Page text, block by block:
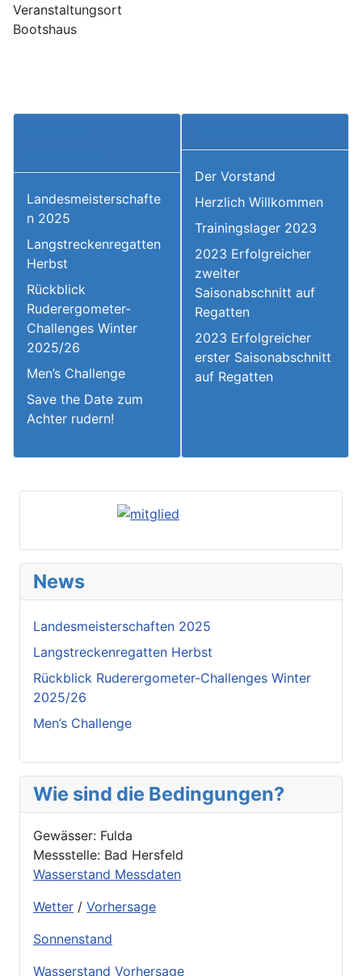
Veranstaltungsort
Bootshaus
News
Landesmeisterschaften 2025
Langstreckenregatten Herbst
Rückblick Ruderergometer-Challenges Winter
2025/26
Men’s Challenge
Wie sind die Bedingungen?
Gewässer: Fulda
Messstelle: Bad Hersfeld
Wasserstand Messdaten
Wetter / Vorhersage
Sonnenstand
Wasserstand Vorhersage
Landesmeisterschafte
n 2025
Langstreckenregatten
Herbst
Rückblick
Ruderergometer-
Challenges Winter
2025/26
Men’s Challenge
Save the Date zum
Achter rudern!
Der Vorstand
Herzlich Willkommen
Trainingslager 2023
2023 Erfolgreicher
zweiter
Saisonabschnitt auf
Regatten
2023 Erfolgreicher
erster Saisonabschnitt
auf Regatten